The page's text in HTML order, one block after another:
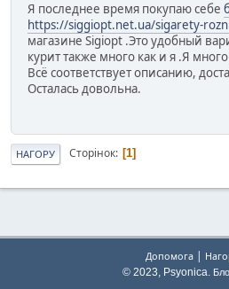
Я последнее время покупаю себе
https://siggiopt.net.ua/sigarety-
магазине Sigiopt .Это удобный
курит также много как и я .Я
Всё соответствует описанию,
Осталась довольна.
НАГОРУ Сторінок 1
Допомога |
© 2023, Psyonica.